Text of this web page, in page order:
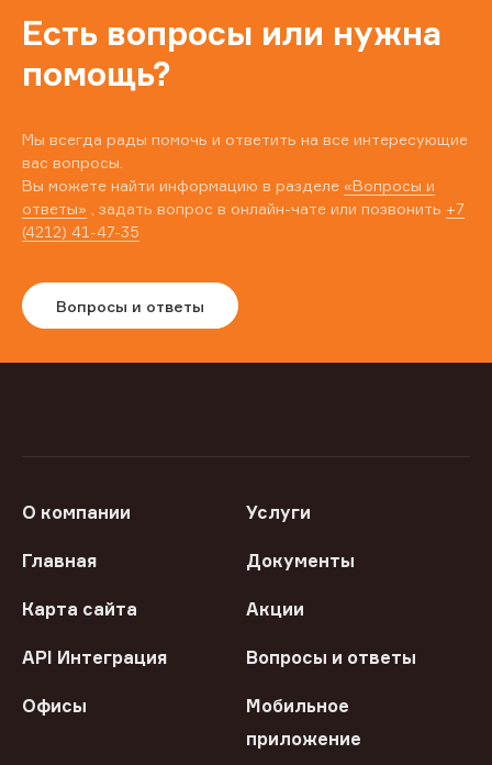
Есть вопросы или нужна
помощь?
Мы всегда рады помочь и ответить на все интересующие
вас вопросы.
Вы можете найти информацию в разделе «Вопросы и
ответы» , задать вопрос в онлайн-чате или позвонить +7
(4212) 41-47-35
Вопросы и ответы
О компании Услуги
Главная Документы
Карта сайта Акции
API Интеграция Вопросы и ответы
Офисы
Мобильное
приложение